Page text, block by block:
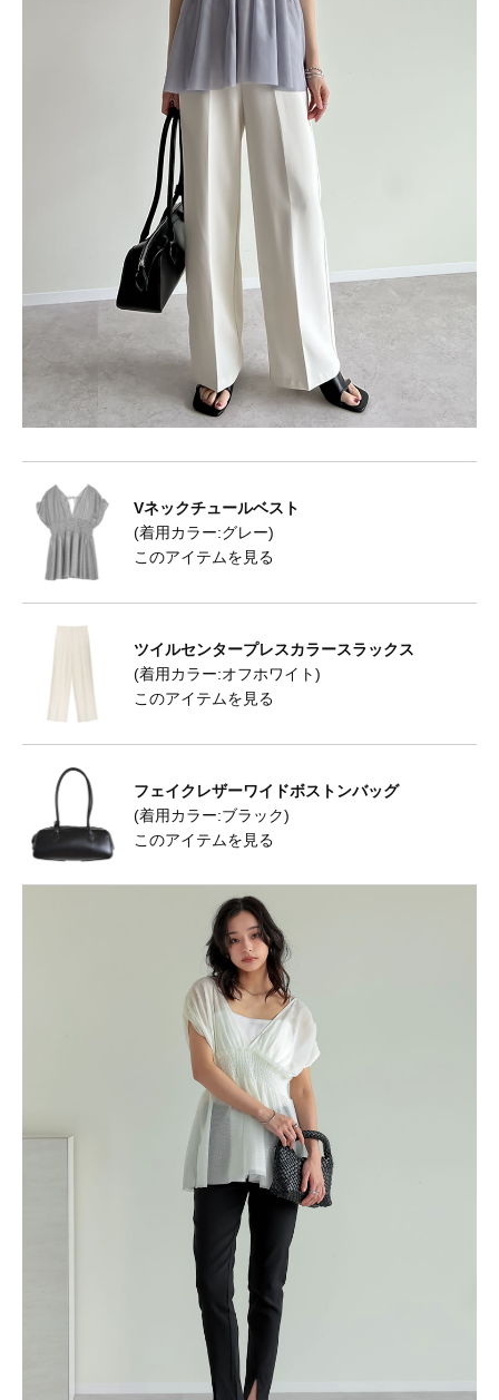
Vネックチュールベスト
(着用カラー:グレー)
このアイテムを見る
ツイルセンタープレスカラースラックス
(着用カラー:オフホワイト)
このアイテムを見る
フェイクレザーワイドボストンバッグ
(着用カラー:ブラック)
このアイテムを見る